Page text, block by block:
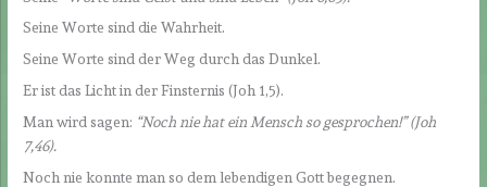
Seine Worte sind die Wahrheit.
Seine Worte sind der Weg durch das Dunkel.
Er ist das Licht in der Finsternis (Joh 1,5).
Man wird sagen: “Noch nie hat ein Mensch so gesprochen!” (Joh
7,46).
Noch nie konnte man so dem lebendigen Gott begegnen.